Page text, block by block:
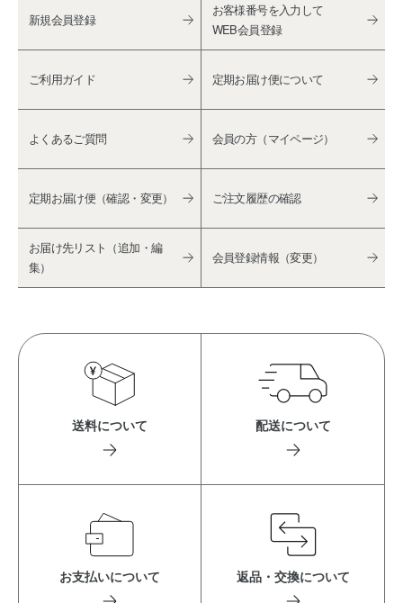
新規会員登録
お客様番号を入力して
WEB会員登録
ご利用ガイド 定期お届け便について
よくあるご質問 会員の方（マイページ）
定期お届け便（確認・変更） ご注文履歴の確認
お届け先リスト（追加・編
集）
会員登録情報（変更）
送料について 配送について
お支払いについて 返品・交換について